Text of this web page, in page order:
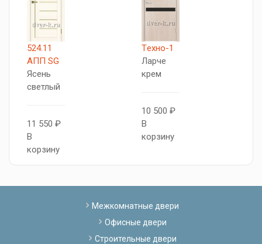
524.11
АПП SG
Ясень
светлый
11 550 ₽
В
корзину
Tехно-1
Ларче
крем
10 500 ₽
В
корзину
Межкомнатные двери
Офисные двери
Строительные двери